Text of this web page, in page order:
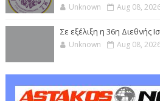
Unknown Aug 08,
Σε εξέλιξη η 36η Διεθνής
Unknown Aug 08,